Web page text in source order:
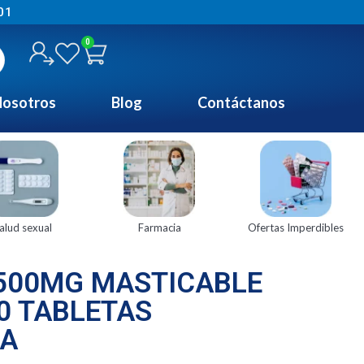
0
Blog Contáctanos
sexual Farmacia Ofertas Imperdibles
MASTICABLE
TABLETAS